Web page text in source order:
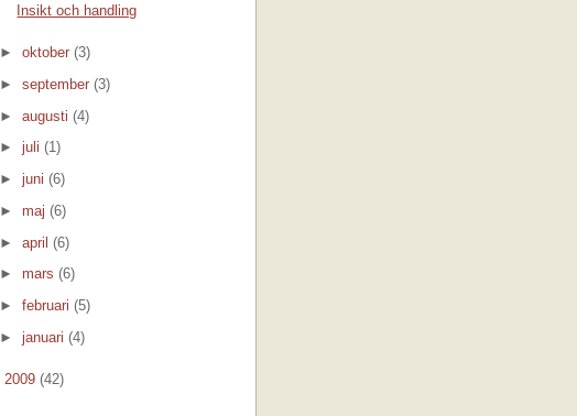
Insikt och handling
► oktober (3)
► september (3)
► augusti (4)
► juli (1)
► juni (6)
► maj (6)
► april (6)
► mars (6)
► februari (5)
► januari (4)
2009 (42)